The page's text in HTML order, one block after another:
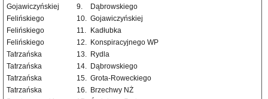
Gojawiczyńskiej
9.
Dąbrowskiego
Felińskiego
10. Gojawiczyńskiej
Felińskiego
11.
Kadłubka
Felińskiego
12. Konspiracyjnego WP
Tatrzańska
13. Rydla
Tatrzańska
14. Dąbrowskiego
Tatrzańska
15. Grota-Roweckiego
Tatrzańska
16. Brzechwy NŻ